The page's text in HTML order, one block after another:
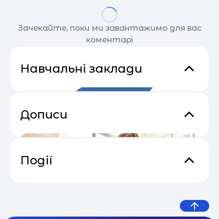
Зачекайте, поки ми завантажимо для вас
коментарі
Навчальні заклади
Дописи
Події